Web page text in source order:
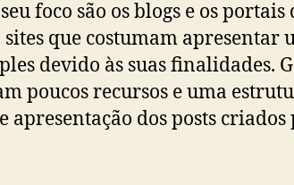
foco são os blogs e os portais
sites que costumam apresentar
devido às suas finalidades.
poucos recursos e uma
apresentação dos posts criados